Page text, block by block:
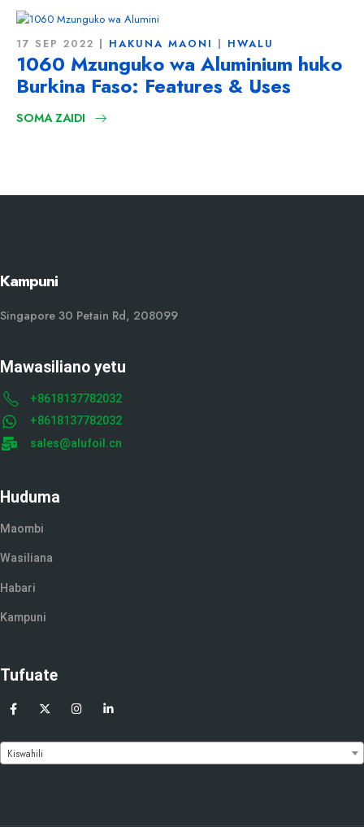
17 SEP 2022 HAKUNA MAONI HWALU
1060 Mzunguko wa Aluminium huko
Burkina Faso: Features & Uses
SOMA ZAIDI
Kampuni
Singapore 30 Petain Rd, 208099
Mawasiliano yetu
+8618137782032
+8618137782032
sales@alufoil.cn
Huduma
Maombi
Wasiliana
Habari
Kampuni
Tufuate
Kiswahili